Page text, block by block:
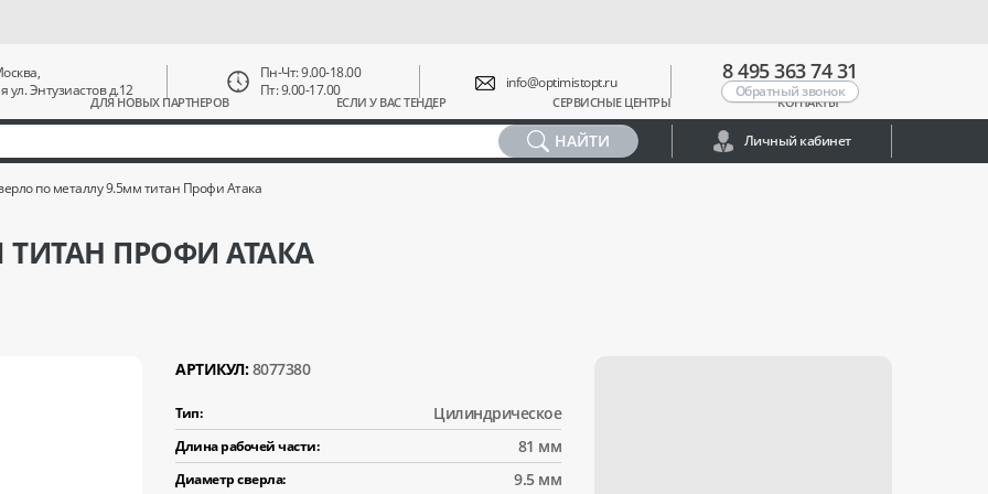
ДЛЯ НОВЫХ ПАРТНЕРОВ ЕСЛИ У ВАС ТЕНДЕР СЕРВИСНЫЕ ЦЕНТРЫ КОНТАКТЫ
ул. Энтузиастов д.12
Пн-Чт: 9.00-18.00
Пт: 9.00-17.00
info@optimistopt.ru 8 495 363 74 31
Обратный звонок
НАЙТИ Личный кабинет
по металлу 9.5мм титан Профи Атака
ПРОФИ АТАКА
АРТИКУЛ: 8077380
Тип: Цилиндрическое
Длина рабочей части: 81 мм
Диаметр сверла: 9.5 мм